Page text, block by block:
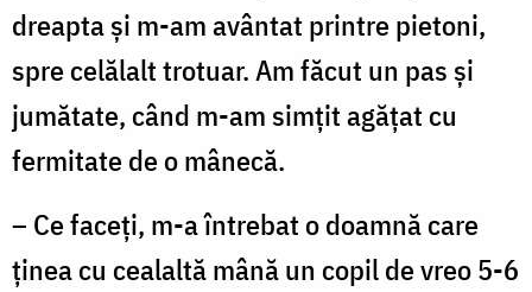
/
Foto:
Oana
Nechifor
dreapta și m-am avântat printre pietoni,
spre celălalt trotuar. Am făcut un pas și
jumătate, când m-am simțit agățat cu
fermitate de o mânecă.
– Ce faceți, m-a întrebat o doamnă care
ținea cu cealaltă mână un copil de vreo 5-6